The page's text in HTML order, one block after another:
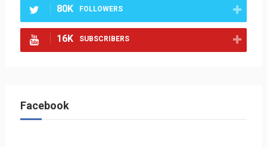
80K FOLLOWERS
16K SUBSCRIBERS
Facebook